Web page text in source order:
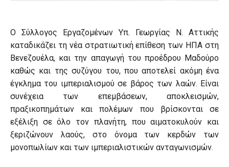
Ο Σύλλογος Εργαζομένων Υπ. Γεωργίας Ν. Αττικής
καταδικάζει τη νέα στρατιωτική επίθεση των ΗΠΑ στη
Βενεζουέλα, και την απαγωγή του προέδρου Μαδούρο
καθώς και της συζύγου του, που αποτελεί ακόμη ένα
έγκλημα του ιμπεριαλισμού σε βάρος των λαών. Είναι
συνέχεια των επεμβάσεων, αποκλεισμών,
πραξικοπημάτων και πολέμων που βρίσκονται σε
εξέλιξη σε όλο τον πλανήτη, που αιματοκυλούν και
ξεριζώνουν λαούς, στο όνομα των κερδών των
μονοπωλίων και των ιμπεριαλιστικών ανταγωνισμών.